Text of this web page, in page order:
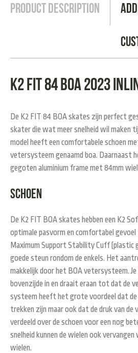
Product Description
K2 FIT 84 BOA 2023
De K2 FIT 84 BOA skates zijn perfect
skater die wat meer snelheid wil maken
model heeft een comfortabele schoen
vetersysteem genaamd boa. Daarnaast
gegoten aluminium frame met 84mm
Schoen
De K2 FIT BOA skates hebben een K2
optimale pasvorm en comfortabel
Maximum Support Stability Cuff (plastic
goede steun rondom de enkels. Het
makkelijk door het BOA vetersysteem. Je
bovenzijde in en draait eraan tot dat de
systeem heeft het grote voordeel dat
trekken zijn maar ook dat de druk van
verdeeld over de schoen voor een nog
snelheid kunnen de wielen ook
wielen.